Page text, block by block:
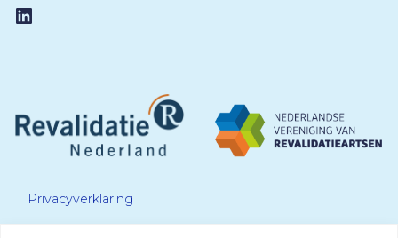
LinkedIn
Privacyverklaring